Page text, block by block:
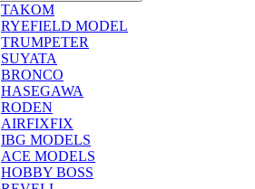
TAKOM
RYEFIELD MODEL
TRUMPETER
SUYATA
BRONCO
HASEGAWA
RODEN
AIRFIXFIX
IBG MODELS
ACE MODELS
HOBBY BOSS